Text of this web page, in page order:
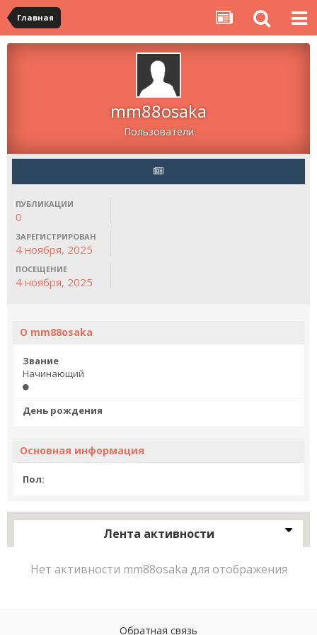
Главная
mm88osaka
Пользователи
ПУБЛИКАЦИИ
0
ЗАРЕГИСТРИРОВАН
4 ноября, 2025
ПОСЕЩЕНИЕ
4 ноября, 2025
О mm88osaka
Звание
Начинающий
День рождения
Основная информация
Пол:
Лента активности
Нет активности mm88osaka для отображения
Обратная связь